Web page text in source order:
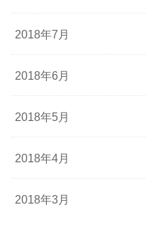
2018年7月
2018年6月
2018年5月
2018年4月
2018年3月